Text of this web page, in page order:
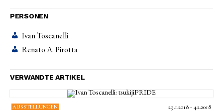
PERSONEN
Ivan Toscanelli
Renato A. Pirotta
VERWANDTE ARTIKEL
AUSSTELLUNGEN 29.1.2018 - 4.2.2018